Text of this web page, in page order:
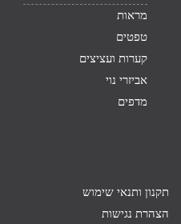
מראות
טפטים
קערות ועציצים
אביזרי נוי
מדפים
תקנון ותנאי שימוש
הצהרת נגישות